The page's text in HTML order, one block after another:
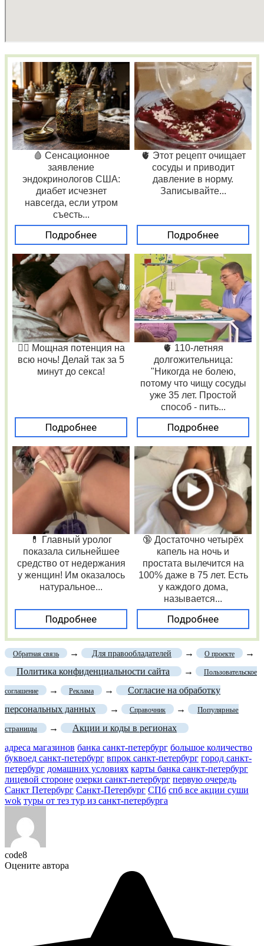
🩸 Сенсационное
заявление
эндокринологов США:
диабет исчезнет
навсегда, если утром
съесть...
Подробнее
🫀 Этот рецепт очищает
сосуды и приводит
давление в норму.
Записывайте...
Подробнее
❤️‍🔥 Мощная потенция на
всю ночь! Делай так за 5
минут до секса!
Подробнее
🫀 110-летняя
долгожительница:
"Никогда не болею,
потому что чищу сосуды
уже 35 лет. Простой
способ - пить...
Подробнее
💊 Главный уролог
показала сильнейшее
средство от недержания
у женщин! Им оказалось
натуральное...
Подробнее
🔞 Достаточно четырёх
капель на ночь и
простата вылечится на
100% даже в 75 лет. Есть
у каждого дома,
называется...
Подробнее
Обратная связь → Для правообладателей → О проекте
→
Политика конфиденциальности сайта
→ Пользовательское
соглашение → Реклама →
Согласие на обработку
персональных данных
→ Справочник → Популярные
страницы →
Акции и коды в регионах
адреса магазинов банка санкт-петербург большое количество
буквоед санкт-петербург впрок санкт-петербург город санкт-
петербург домашних условиях карты банка санкт-петербург
лицевой стороне озерки санкт-петербург первую очередь
Санкт Петербург Санкт-Петербург СПб спб все акции суши
wok туры от тез тур из санкт-петербурга
code8
Оцените автора